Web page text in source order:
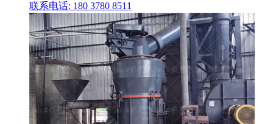
联系电话: 180 3780 8511